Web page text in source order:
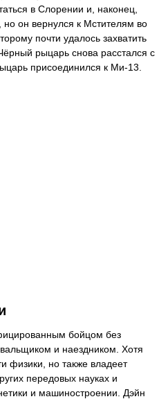
в Слорении и, наконец,
но он вернулся к Мстителям во
почти удалось захватить
рыцарь снова расстался с
присоединился к Ми-13.
бойцом без
и наездником. Хотя
физики, но также владеет
передовых науках и
и машиностроении. Дэйн